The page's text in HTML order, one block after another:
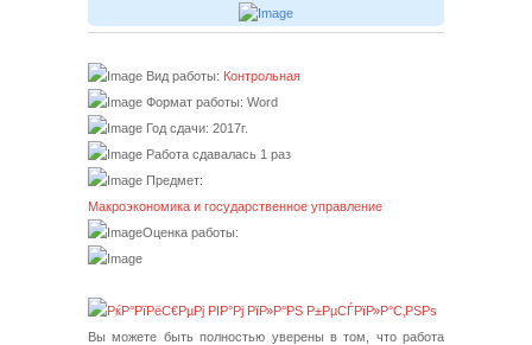
Вид работы: Контрольная
Формат работы: Word
Год сдачи: 2017г.
Работа сдавалась 1 раз
Предмет:
Макроэкономика и государственное управление
Оценка работы:
Вы можете быть полностью уверены в том, что работа